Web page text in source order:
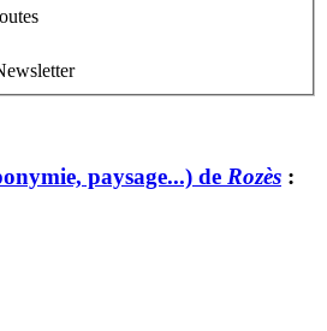
paysage...) de Rozès :